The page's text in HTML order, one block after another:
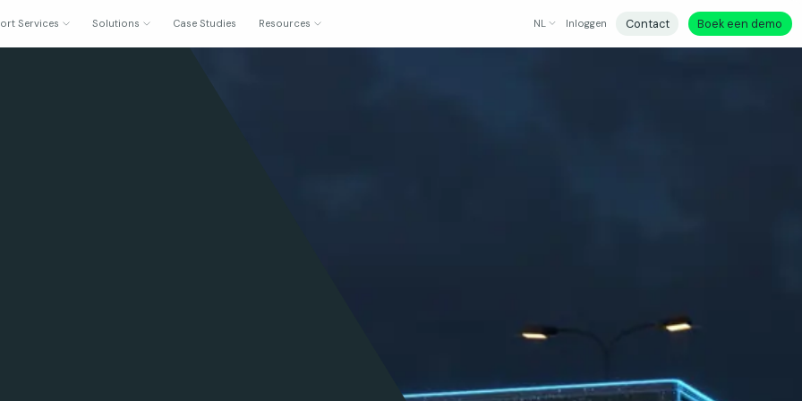
Services Solutions Case Studies Resources NL Inloggen Contact Boek een demo